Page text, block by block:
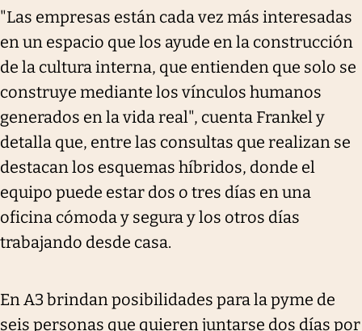
"Las empresas están cada vez más interesadas
en un espacio que los ayude en la construcción
de la cultura interna, que entienden que solo se
construye mediante los vínculos humanos
generados en la vida real", cuenta Frankel y
detalla que, entre las consultas que realizan se
destacan los esquemas híbridos, donde el
equipo puede estar dos o tres días en una
oficina cómoda y segura y los otros días
trabajando desde casa.
En A3 brindan posibilidades para la pyme de
seis personas que quieren juntarse dos días por